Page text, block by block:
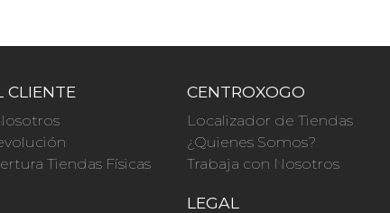
CLIENTE
Tiendas Físicas
CENTROXOGO
Localizador de Tiendas
¿Quienes Somos?
Trabaja con Nosotros
LEGAL